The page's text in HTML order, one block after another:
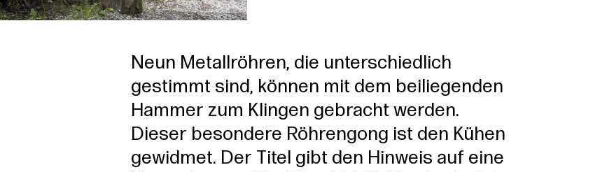
Neun Metallröhren, die unterschiedlich
gestimmt sind, können mit dem beiliegenden
Hammer zum Klingen gebracht werden.
Dieser besondere Röhrengong ist den Kühen
gewidmet. Der Titel gibt den Hinweis auf eine